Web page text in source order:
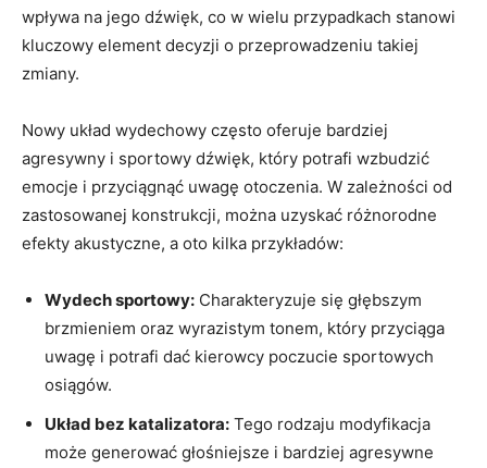
wpływa na jego dźwięk, co w wielu przypadkach stanowi
kluczowy element decyzji o przeprowadzeniu takiej
zmiany.
Nowy układ wydechowy często oferuje bardziej
agresywny i sportowy dźwięk, który potrafi wzbudzić
emocje i przyciągnąć uwagę otoczenia. W zależności od
zastosowanej konstrukcji, można uzyskać różnorodne
efekty akustyczne, a oto kilka przykładów:
Wydech sportowy: Charakteryzuje się głębszym
brzmieniem oraz wyrazistym tonem, który przyciąga
uwagę i potrafi dać kierowcy poczucie sportowych
osiągów.
Układ bez katalizatora: Tego rodzaju modyfikacja
może generować głośniejsze i bardziej agresywne